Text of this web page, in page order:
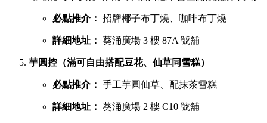
必點推介： 招牌椰子布丁燒、咖啡布丁燒
詳細地址： 葵涌廣場 3 樓 87A 號舖
芋圓控（滿可自由搭配豆花、仙草同雪糕）
必點推介： 手工芋圓仙草、配抹茶雪糕
詳細地址： 葵涌廣場 2 樓 C10 號舖